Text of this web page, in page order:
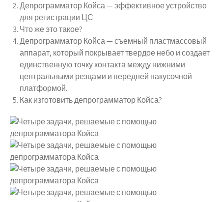
Депрограмматор Койса — эффективное устройство
для регистрации ЦС.
Что же это такое?
Депрограмматор Койса — съемный пластмассовый
аппарат, который покрывает твердое небо и создает
единственную точку контакта между нижними
центральными резцами и передней накусочной
платформой.
Как изготовить депрограмматор Койса?